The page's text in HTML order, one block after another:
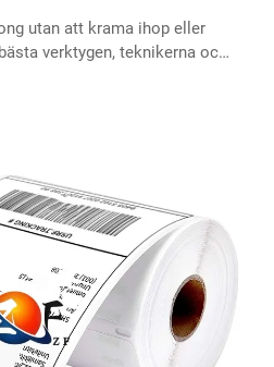
utan att krama ihop eller
verktygen, teknikerna och